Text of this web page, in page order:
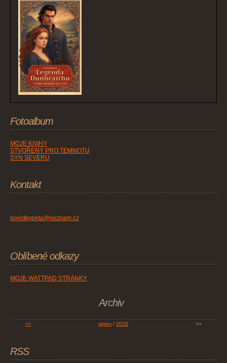
Fotoalbum
MOJE KNIHY
STVOŘENÝ PRO TEMNOTU
SYN SEVERU
Kontakt
povidkypeta@seznam.cz
Oblíbené odkazy
MOJE WATTPAD STRÁNKY
Archiv
<< srpen / 2026 >>
RSS